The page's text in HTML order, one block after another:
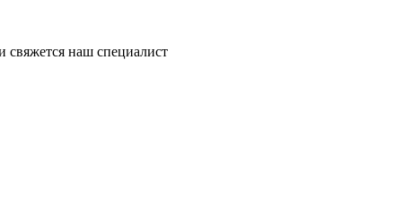
наш специалист